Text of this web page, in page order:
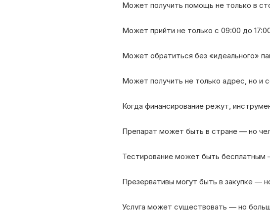
Может получить помощь не только в
Может прийти не только с 09:00 до
Может обратиться без «идеального»
Может получить не только адрес, но и
Когда финансирование режут,
Препарат может быть в стране — но
Тестирование может быть бесплатным
Презервативы могут быть в закупке —
Услуга может существовать — но